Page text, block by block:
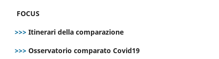
FOCUS
>>> Itinerari della comparazione
>>> Osservatorio comparato Covid19